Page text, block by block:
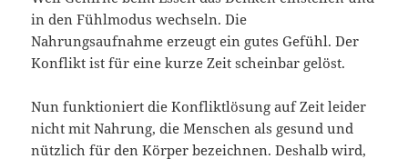
in den Fühlmodus wechseln. Die
Nahrungsaufnahme erzeugt ein gutes Gefühl. Der
Konflikt ist für eine kurze Zeit scheinbar gelöst.
Nun funktioniert die Konfliktlösung auf Zeit leider
nicht mit Nahrung, die Menschen als gesund und
nützlich für den Körper bezeichnen. Deshalb wird,